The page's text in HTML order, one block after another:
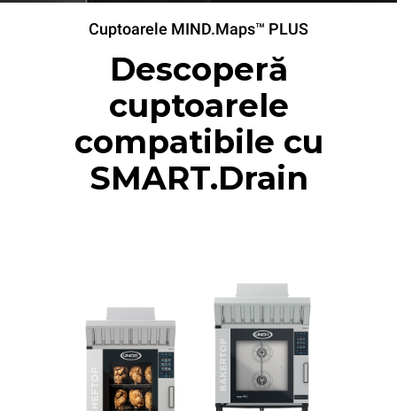
Cuptoarele MIND.Maps™ PLUS
Descoperă
cuptoarele
compatibile cu
SMART.Drain